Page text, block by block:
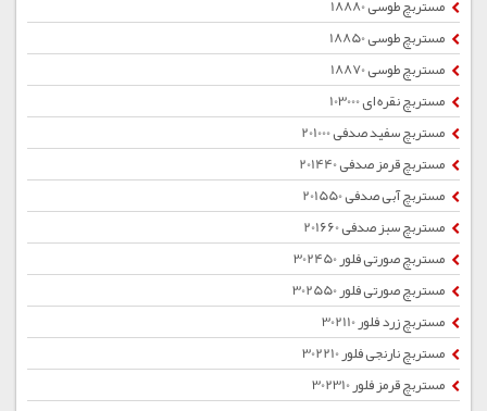
مستربچ طوسی 18880
مستربچ طوسی 18850
مستربچ طوسی 18870
مستربچ نقره ای 103000
مستربچ سفید صدفی 201000
مستربچ قرمز صدفی 201440
مستربچ آبی صدفی 201550
مستربچ سبز صدفی 201660
مستربچ صورتی فلور 302450
مستربچ صورتی فلور 302550
مستربچ زرد فلور 302110
مستربچ نارنجی فلور 302210
مستربچ قرمز فلور 302310